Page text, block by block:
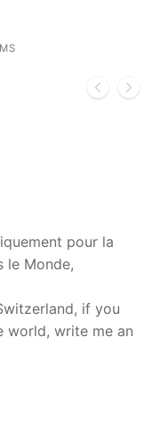
pour la
le Monde,
if you
world, write me an